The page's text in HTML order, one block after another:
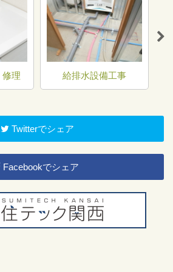
修理 給排水設備工事
Twitterでシェア
Facebookでシェア